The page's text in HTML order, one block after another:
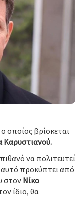
ο οποίος βρίσκεται
Καρυστιανού.
να πολιτευτεί
προκύπτει από
στον Νίκο
ίδιο, θα